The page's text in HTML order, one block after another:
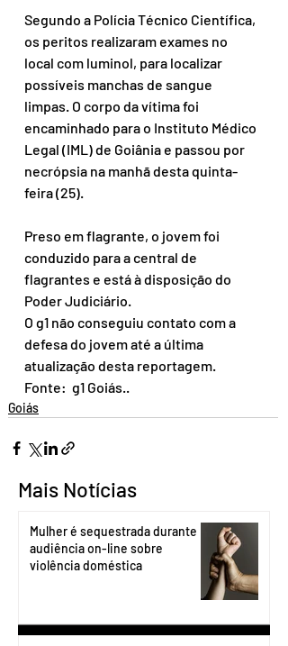
Segundo a Polícia Técnico Científica,
os peritos realizaram exames no
local com luminol, para localizar
possíveis manchas de sangue
limpas. O corpo da vítima foi
encaminhado para o Instituto Médico
Legal (IML) de Goiânia e passou por
necrópsia na manhã desta quinta-
feira (25).
Preso em flagrante, o jovem foi
conduzido para a central de
flagrantes e está à disposição do
Poder Judiciário.
O g1 não conseguiu contato com a
defesa do jovem até a última
atualização desta reportagem.
Fonte:  g1 Goiás..
Goiás
Mais Notícias
Mulher é sequestrada durante
audiência on-line sobre
violência doméstica